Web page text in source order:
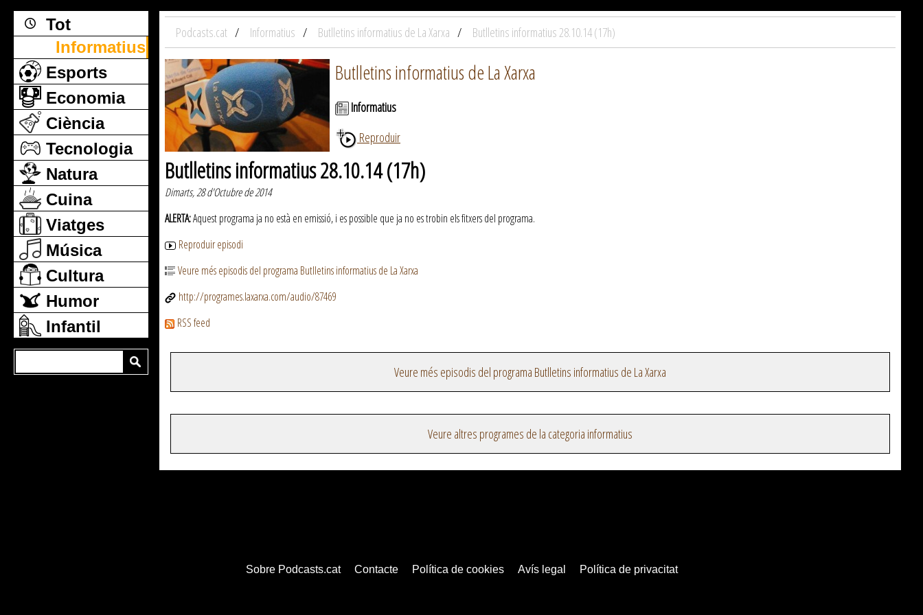
Tot
Informatius
Esports
Economia
Ciència
Tecnologia
Natura
Cuina
Viatges
Música
Cultura
Humor
Infantil
Podcasts.cat Informatius Butlletins informatius de La Xarxa Butlletins informatius 28.10.14 (17h)
Butlletins informatius de La Xarxa
Informatius
Reproduir
Butlletins informatius 28.10.14 (17h)
Dimarts, 28 d'Octubre de 2014
ALERTA:Aquest programa ja no està en emissió, i es possible que ja no es trobin els fitxers del programa.
Reproduir episodi
Veure més episodis del programa Butlletins informatius de La Xarxa
http://programes.laxarxa.com/audio/87469
RSS feed
Veure més episodis del programa Butlletins informatius de La Xarxa
Veure altres programes de la categoria informatius
Sobre Podcasts.cat Contacte Política de cookies Avís legal Política de privacitat